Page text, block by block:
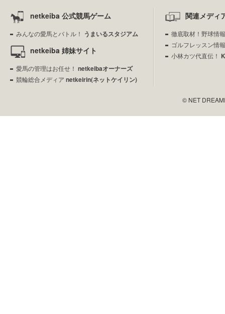
netkeiba 公式競馬ゲーム
みんなの愛馬とバトル！ うまいるスタジアム
netkeiba 姉妹サイト
愛馬の管理はお任せ！ netkeibaオーナーズ
競輪総合メディア netkeirin(ネットケイリン)
関連メディ
徹底取材！野球情
ゴルフレッスン情
小林カツ代直伝！
© NET